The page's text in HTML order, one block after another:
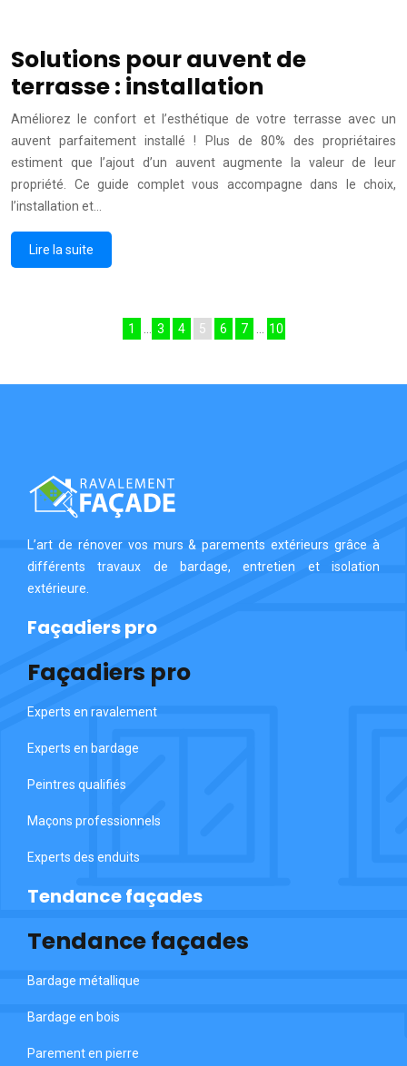
Solutions pour auvent de
terrasse : installation
Améliorez le confort et l’esthétique de votre terrasse avec un
auvent parfaitement installé ! Plus de 80% des propriétaires
estiment que l’ajout d’un auvent augmente la valeur de leur
propriété. Ce guide complet vous accompagne dans le choix,
l’installation et…
Lire la suite
1 3 4 5 6 7 10
L’art de rénover vos murs & parements extérieurs grâce à
différents travaux de bardage, entretien et isolation
extérieure.
Façadiers pro
Façadiers pro
Experts en ravalement
Experts en bardage
Peintres qualifiés
Maçons professionnels
Experts des enduits
Tendance façades
Tendance façades
Bardage métallique
Bardage en bois
Parement en pierre